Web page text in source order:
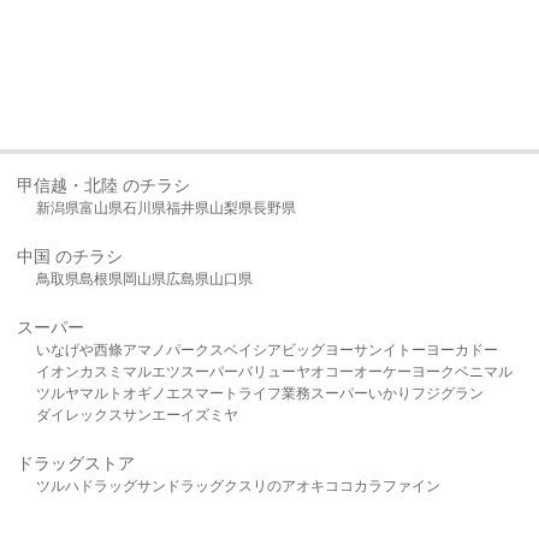
甲信越・北陸 のチラシ
新潟県富山県石川県福井県山梨県長野県
中国 のチラシ
鳥取県島根県岡山県広島県山口県
スーパー
いなげや西條アマノパークスベイシア ビッグヨーサンイトーヨーカドー
イオンカスミ マルエツスーパーバリューヤオコーオーケー ヨークベニマル
ツルヤマルト オギノ エスマート ライフ業務スーパーいかり フジグラン
ダイレックスサンエーイズミヤ
ドラッグストア
ツルハドラッグサンドラッグクスリのアオキ ココカラファイン